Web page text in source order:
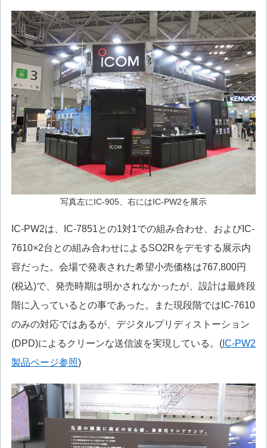
写真左にIC-905、右にはIC-PW2を展示
IC-PW2は、IC-7851との1対1での組み合わせ、およびIC-
7610×2台との組み合わせによるSO2Rをデモする展示内
容だった。会場で発表された希望小売価格は767,800円
(税込)で、発売時期は明かされなかったが、設計は最終段
階に入っているとの事であった。また現段階ではIC-7610
のみの対応ではあるが、デジタルプリディストーション
(DPD)によるクリーンな送信波を実現している。(IC-PW2
製品ページ参照)